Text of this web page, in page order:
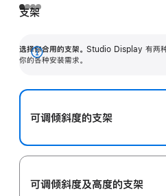
支架
选择你合用的支架。 Studio Display 有两种
你的各种安装需求。
展
可调倾斜度的支架
可调倾斜度及高‍度的支‍架